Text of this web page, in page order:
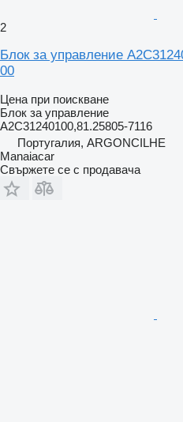
2
Блок за управление
00
Цена при поискване
Блок за управление
A2C31240100,81.25805-7116
Португалия, ARGONCILHE
Manaiacar
Свържете се с продавача